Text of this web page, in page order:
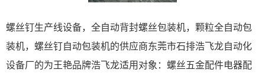
螺丝钉生产线设备，全自动背封螺丝包装机，颗粒全自动包
装机，螺丝钉自动包装机的供应商东莞市石排浩飞龙自动化
设备厂的为王艳品牌浩飞龙适用对象：螺丝五金配件电器配